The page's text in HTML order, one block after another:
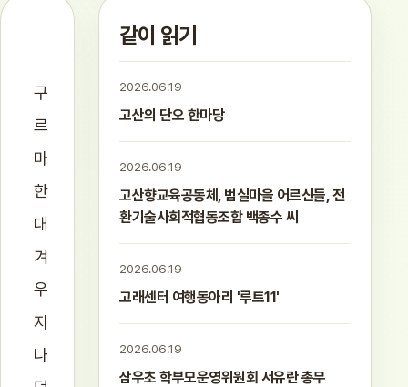
구
르
마
한
대
겨
우
지
나
같이 읽기
2026.06.19
고산의 단오 한마당
2026.06.19
고산향교육공동체, 범실마을 어르신들, 전
환기술사회적협동조합 백종수 씨
2026.06.19
고래센터 여행동아리 '루트11'
2026.06.19
삼우초 학부모운영위원회 서유란 총무